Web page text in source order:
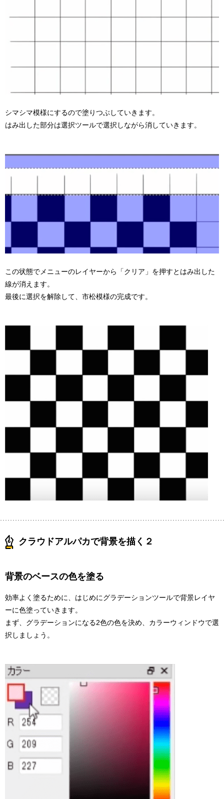
シマシマ模様にするので塗りつぶしていきます。
はみ出した部分は選択ツールで選択しながら消していきます。
この状態でメニューのレイヤーから「クリア」を押すとはみ出した
線が消えます。
最後に選択を解除して、市松模様の完成です。
クラウドアルパカで背景を描く２
背景のベースの色を塗る
効率よく塗るために、はじめにグラデーションツールで背景レイヤ
ーに色塗っていきます。
まず、グラデーションになる2色の色を決め、カラーウィンドウで選
択しましょう。